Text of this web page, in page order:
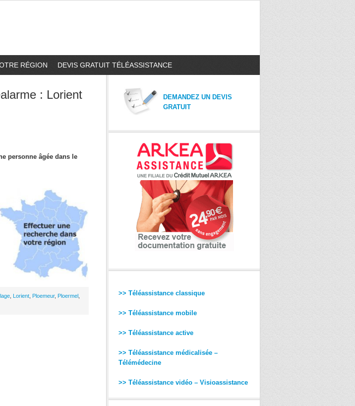
RÉGION DEVIS GRATUIT TÉLÉASSISTANCE
: Lorient
personne âgée dans le
Lorient Ploemeur, Ploermel
DEMANDEZ UN DEVIS
GRATUIT
>> Téléassistance classique
>> Téléassistance mobile
>> Téléassistance active
>> Téléassistance médicalisée –
Télémédecine
>> Téléassistance vidéo – Visioassistance